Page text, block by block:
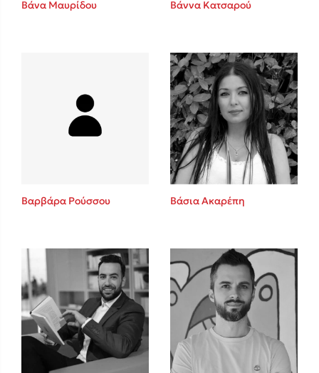
Sebastian Fitzek
Playlist
Το λεξικό της ζωής σου
Κώστας Κρομμύδας
Βάνα Μαυρίδου Βάννα Κατσαρού
Βαρβάρα Ρούσσου Βάσια Ακαρέπη